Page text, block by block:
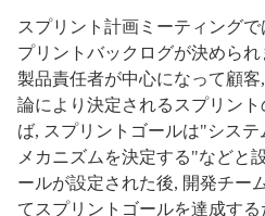
スプリント計画ミーティング
プリントバックログが決めら
製品責任者が中心になって顧
論により決定されるスプリント
ば, スプリントゴールは"シス
メカニズムを決定する"などと
ールが設定された後, 開発チー
てスプリントゴールを達成す